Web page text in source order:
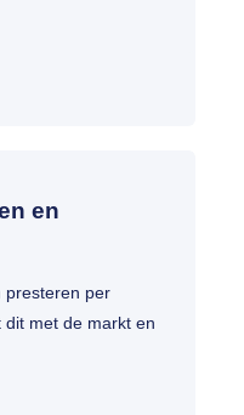
en
presteren per
met de markt en